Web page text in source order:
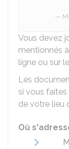
Vous devez
mentionnés
ligne ou sur
Les
si vous
de votre lieu
Où